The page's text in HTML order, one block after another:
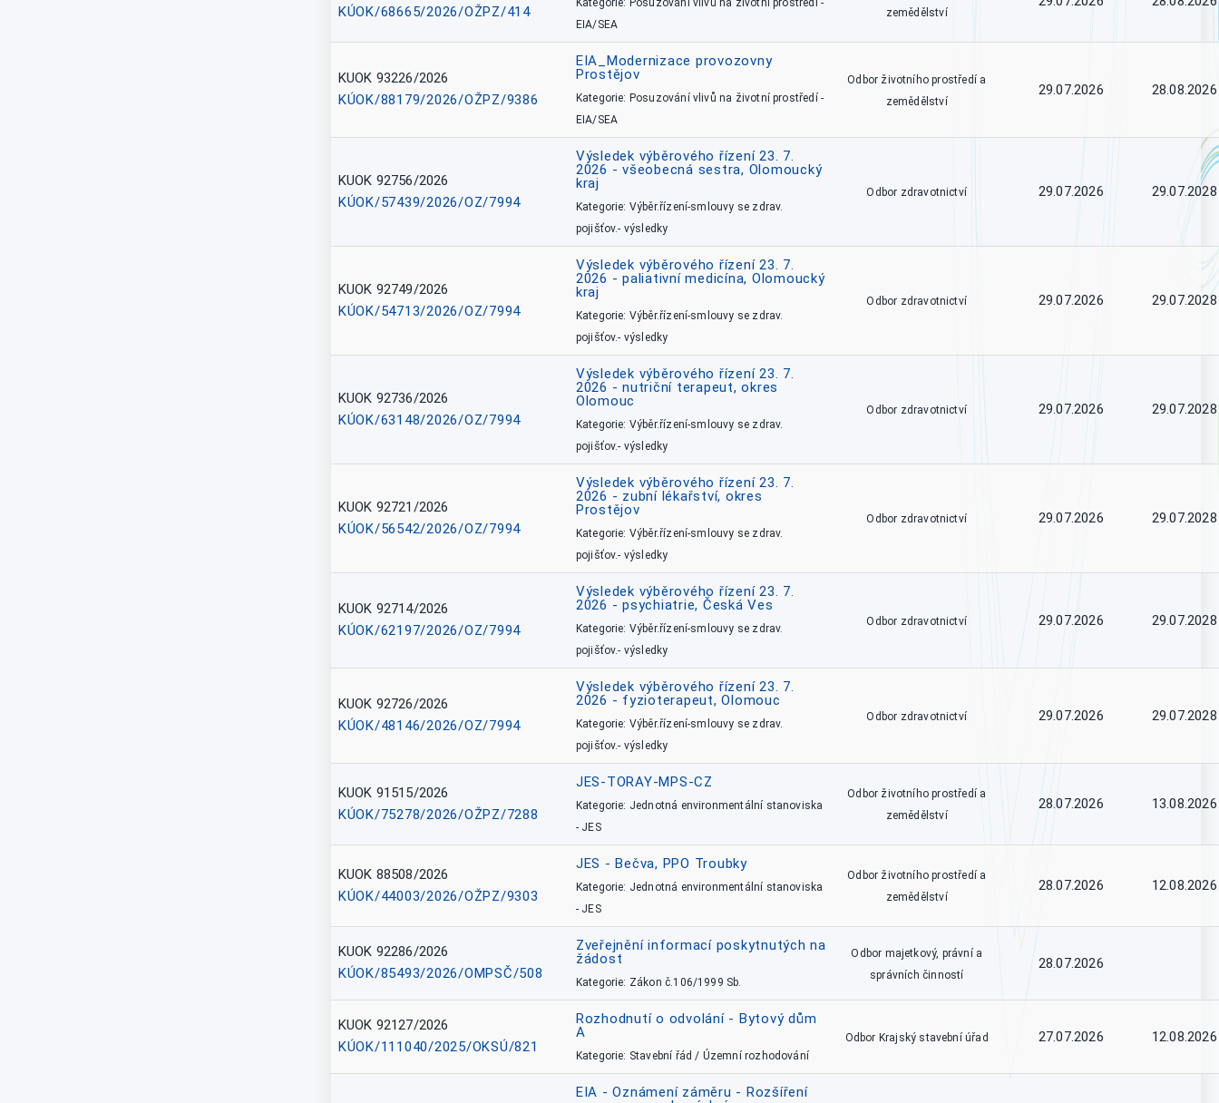
KÚOK/68665/2026/OŽPZ/414
Kategorie: Posuzování vlivů na životní prostředí -
EIA/SEA
zemědělství
KUOK 93226/2026
KÚOK/88179/2026/OŽPZ/9386
EIA_Modernizace provozovny
Prostějov
Kategorie: Posuzování vlivů na životní prostředí -
EIA/SEA
Odbor životního prostředí a
zemědělství
29.07.2026 28.08.2026
KUOK 92756/2026
KÚOK/57439/2026/OZ/7994
Výsledek výběrového řízení 23. 7.
2026 - všeobecná sestra, Olomoucký
kraj
Kategorie: Výběr.řízení-smlouvy se zdrav.
pojišťov.- výsledky
Odbor zdravotnictví 29.07.2026 29.07.2028
KUOK 92749/2026
KÚOK/54713/2026/OZ/7994
Výsledek výběrového řízení 23. 7.
2026 - paliativní medicína, Olomoucký
kraj
Kategorie: Výběr.řízení-smlouvy se zdrav.
pojišťov.- výsledky
Odbor zdravotnictví 29.07.2026 29.07.2028
KUOK 92736/2026
KÚOK/63148/2026/OZ/7994
Výsledek výběrového řízení 23. 7.
2026 - nutriční terapeut, okres
Olomouc
Kategorie: Výběr.řízení-smlouvy se zdrav.
pojišťov.- výsledky
Odbor zdravotnictví 29.07.2026 29.07.2028
KUOK 92721/2026
KÚOK/56542/2026/OZ/7994
Výsledek výběrového řízení 23. 7.
2026 - zubní lékařství, okres
Prostějov
Kategorie: Výběr.řízení-smlouvy se zdrav.
pojišťov.- výsledky
Odbor zdravotnictví 29.07.2026 29.07.2028
KUOK 92714/2026
KÚOK/62197/2026/OZ/7994
Výsledek výběrového řízení 23. 7.
2026 - psychiatrie, Česká Ves
Kategorie: Výběr.řízení-smlouvy se zdrav.
pojišťov.- výsledky
Odbor zdravotnictví 29.07.2026 29.07.2028
KUOK 92726/2026
KÚOK/48146/2026/OZ/7994
Výsledek výběrového řízení 23. 7.
2026 - fyzioterapeut, Olomouc
Kategorie: Výběr.řízení-smlouvy se zdrav.
pojišťov.- výsledky
Odbor zdravotnictví 29.07.2026 29.07.2028
KUOK 91515/2026
KÚOK/75278/2026/OŽPZ/7288
JES-TORAY-MPS-CZ
Kategorie: Jednotná environmentální stanoviska
- JES
Odbor životního prostředí a
zemědělství
28.07.2026 13.08.2026
KUOK 88508/2026
KÚOK/44003/2026/OŽPZ/9303
JES - Bečva, PPO Troubky
Kategorie: Jednotná environmentální stanoviska
- JES
Odbor životního prostředí a
zemědělství
28.07.2026 12.08.2026
KUOK 92286/2026
KÚOK/85493/2026/OMPSČ/508
Zveřejnění informací poskytnutých na
žádost
Kategorie: Zákon č.106/1999 Sb.
Odbor majetkový, právní a
správních činností
28.07.2026
KUOK 92127/2026
KÚOK/111040/2025/OKSÚ/821
Rozhodnutí o odvolání - Bytový dům
A
Kategorie: Stavební řád / Územní rozhodování
Odbor Krajský stavební úřad 27.07.2026 12.08.2026
EIA - Oznámení záměru - Rozšíření